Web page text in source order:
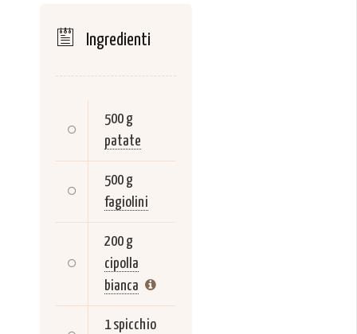
Ingredienti
500 g
patate
500 g
fagiolini
200 g
cipolla
bianca
1 spicchio